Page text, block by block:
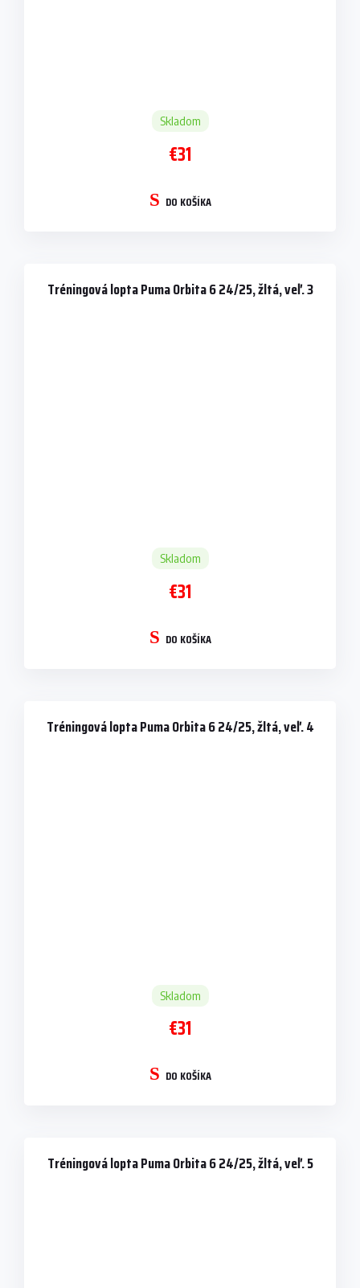
Skladom
€31
DO KOŠÍKA
Tréningová lopta Puma Orbita 6 24/25, žltá, veľ. 3
Skladom
€31
DO KOŠÍKA
Tréningová lopta Puma Orbita 6 24/25, žltá, veľ. 4
Skladom
€31
DO KOŠÍKA
Tréningová lopta Puma Orbita 6 24/25, žltá, veľ. 5